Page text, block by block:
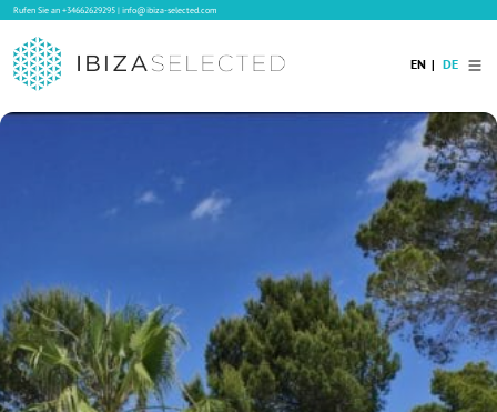
Rufen Sie an+34662629295|info@ibiza-selected.com
Verkauf
Blog
Services
EN DE